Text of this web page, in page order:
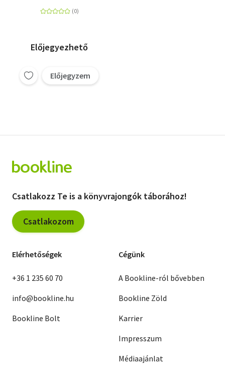
Előjegyezhető
Előjegyzem
Csatlakozz Te is a könyvrajongók táborához!
Csatlakozom
Elérhetőségek
+36 1 235 60 70
info@bookline.hu
Bookline Bolt
Cégünk
A Bookline-ról bővebben
Bookline Zöld
Karrier
Impresszum
Médiaajánlat